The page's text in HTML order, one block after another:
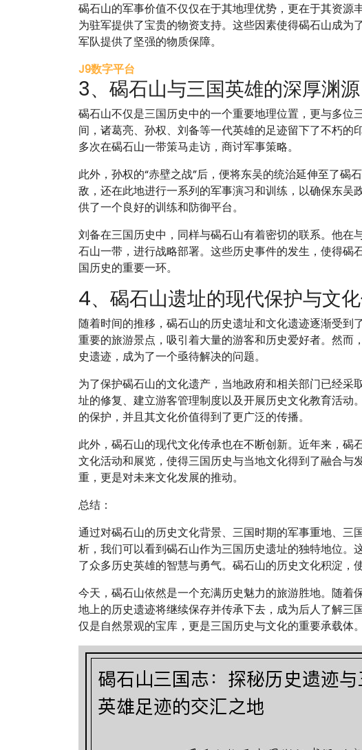
碣石山的军事价值不仅仅在于其地理优势，更在于其资源
为驻军提供了宝贵的物资支持。这些因素使得碣石山成为
军队提供了坚强的物质保障。
J9数字平台
3、碣石山与三国英雄的深厚渊源
碣石山不仅是三国历史中的一个重要地理位置，更与多位
间，诸葛亮、孙权、刘备等一代英雄的足迹留下了不朽的
多次在碣石山一带策马走访，商讨军事策略。
此外，孙权的“赤壁之战”后，便将东吴的统治延伸至了碣
敌，还在此地进行一系列的军事演习和训练，以确保东吴
供了一个良好的训练和防御平台。
刘备在三国历史中，同样与碣石山有着密切的联系。他在
石山一带，进行战略部署。这些历史事件的发生，使得碣
国历史的重要一环。
4、碣石山遗址的现代保护与文
随着时间的推移，碣石山的历史遗址和文化遗迹逐渐受到
重要的旅游景点，吸引着大量的游客和历史爱好者。然而
史遗迹，成为了一个亟待解决的问题。
为了保护碣石山的文化遗产，当地政府和相关部门已经
址的修复、建立游客管理制度以及开展历史文化教育活动
的保护，并且其文化价值得到了更广泛的传播。
此外，碣石山的现代文化传承也在不断创新。近年来，碣
文化活动和展览，使得三国历史与当地文化得到了融合与
重，更是对未来文化发展的推动。
总结：
通过对碣石山的历史文化背景、三国时期的军事重地、三
析，我们可以看到碣石山作为三国历史遗址的独特地位。
了众多历史英雄的智慧与勇气。碣石山的历史文化积淀，
今天，碣石山依然是一个充满历史魅力的旅游胜地。随着
地上的历史遗迹将继续保存并传承下去，成为后人了解三
仅是自然景观的宝库，更是三国历史与文化的重要承载体。